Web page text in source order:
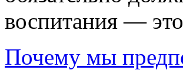
воспитания —
Почему мы